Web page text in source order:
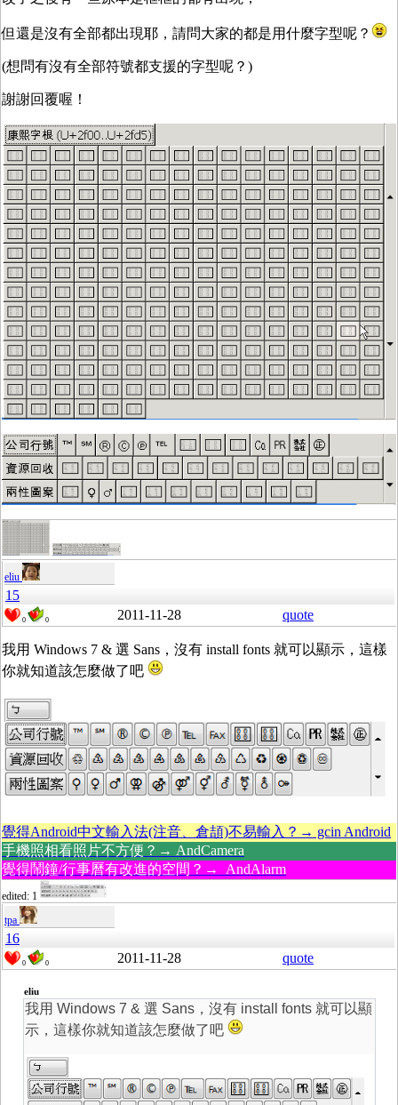
但還是沒有全部都出現耶，請問大家的都是用什麼字型呢？
(想問有沒有全部符號都支援的字型呢？)
謝謝回覆喔！
eliu
15
0 0 2011-11-28 quote
我用 Windows 7 & 選 Sans，沒有 install fonts 就可以顯示，這樣
你就知道該怎麼做了吧
覺得Android中文輸入法(注音、倉頡)不易輸入？→ gcin Android
手機照相看照片不方便？→ AndCamera
覺得鬧鐘/行事曆有改進的空間？→ AndAlarm
edited: 1
tpa
16
0 0 2011-11-28 quote
eliu
我用 Windows 7 & 選 Sans，沒有 install fonts 就可以顯
示，這樣你就知道該怎麼做了吧